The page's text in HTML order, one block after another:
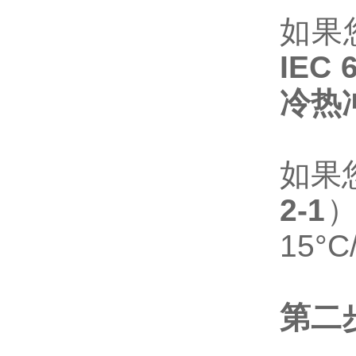
如果
IEC
冷热
如果
2-1
第二